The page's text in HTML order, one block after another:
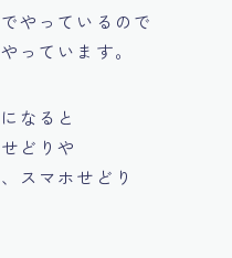
やっているので
っています。
なると
どりや
スマホせどり